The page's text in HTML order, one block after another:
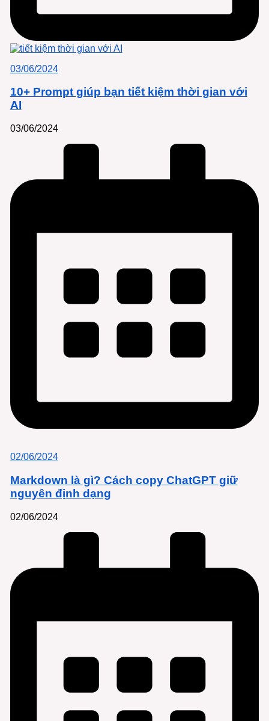
03/06/2024
10+ Prompt giúp bạn tiết kiệm thời gian với
AI
03/06/2024
02/06/2024
Markdown là gì? Cách copy ChatGPT giữ
nguyên định dạng
02/06/2024